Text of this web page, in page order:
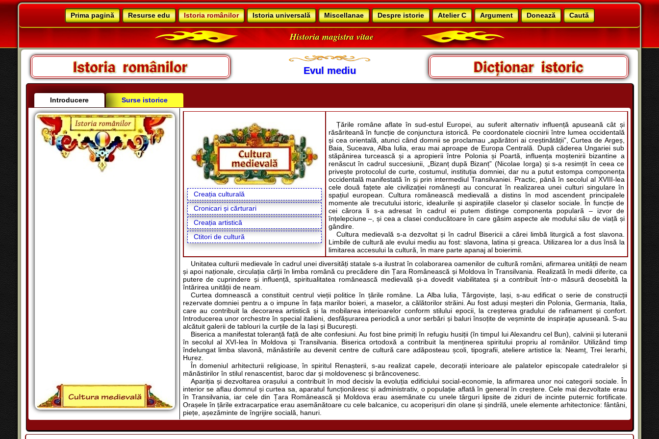
Prima pagină Resurse edu Istoria românilor Istoria universală Miscellanae Despre istorie Atelier C Argument Donează Caută
Historia magistra vitae
Evul mediu
Introducere Surse istorice
Creația culturală
Cronicari și cărturari
Creația artistică
Ctitori de cultură
Țările române aflate în sud-estul Europei, au suferit alternativ influență apuseană cât și
răsăriteană în funcție de conjunctura istorică. Pe coordonatele ciocnirii între lumea occidentală
și cea orientală, atunci când domnii se proclamau „apărători ai creștinătății”, Curtea de Argeș,
Baia, Suceava, Alba Iulia, erau mai aproape de Europa Centrală. După căderea Ungariei sub
stăpânirea turcească și a apropierii între Polonia și Poartă, influența moștenirii bizantine a
renăscut în cadrul succesiunii, „Bizanț după Bizanț” (Nicolae Iorga) și s-a resimțit în ceea ce
privește protocolul de curte, costumul, instituția domniei, dar nu a putut estompa componența
occidentală manifestată în și prin intermediul Transilvaniei. Practic, până în secolul al XVIII-lea
cele două fațete ale civilizației românești au concurat în realizarea unei culturi singulare în
spațiul european. Cultura românească medievală a distins în mod ascendent principalele
momente ale trecutului istoric, idealurile și aspirațiile claselor și claselor sociale. În funcție de
cei cărora li s-a adresat în cadrul ei putem distinge componenta populară – izvor de
înțelepciune –, și cea a clasei conducătoare în care găsim aspecte ale modului său de viață și
gândire.
Cultura medievală s-a dezvoltat și în cadrul Bisericii a cărei limbă liturgică a fost slavona.
Limbile de cultură ale evului mediu au fost: slavona, latina și greaca. Utilizarea lor a dus însă la
limitarea accesului la cultură, în mare parte apanaj al boierimii.
Unitatea culturii medievale în cadrul unei diversități statale s-a ilustrat în colaborarea oamenilor de cultură români, afirmarea unității de neam
și apoi naționale, circulația cărții în limba română cu precădere din Țara Românească și Moldova în Transilvania. Realizată în medii diferite, ca
putere de cuprindere și influență, spiritualitatea românească medievală și-a dovedit viabilitatea și a contribuit într-o măsură deosebită la
întărirea unității de neam.
Curtea domnească a constituit centrul vieții politice în țările române. La Alba Iulia, Târgoviște, Iași, s-au edificat o serie de construcții
rezervate domniei pentru a o impune în fața marilor boieri, a maselor, a călătorilor străini. Au fost aduși meșteri din Polonia, Germania, Italia,
care au contribuit la decorarea artistică și la mobilarea interioarelor conform stilului epocii, la creșterea gradului de rafinament și confort.
Introducerea unor orchestre în special italieni, desfășurarea periodică a unor serbări și baluri însoțite de veșminte de inspirație apuseană. S-au
alcătuit galerii de tablouri la curțile de la Iași și București.
Biserica a manifestat toleranță față de alte confesiuni. Au fost bine primiți în refugiu husiții (în timpul lui Alexandru cel Bun), calvinii și luteranii
în secolul al XVI-lea în Moldova și Transilvania. Biserica ortodoxă a contribuit la menținerea spiritului propriu al românilor. Utilizând timp
îndelungat limba slavonă, mănăstirile au devenit centre de cultură care adăposteau școli, tipografii, ateliere artistice la: Neamț, Trei Ierarhi,
Hurez.
În domeniul arhitecturii religioase, în spiritul Renașterii, s-au realizat capele, decorații interioare ale palatelor episcopale catedralelor și
mănăstirilor în stilul renascentist, baroc dar și moldovenesc și brâncovenesc.
Apariția și dezvoltarea orașului a contribuit în mod decisiv la evoluția edificiului social-economie, la afirmarea unor noi categorii sociale. În
interior se aflau domnul și curtea sa, aparatul funcționăresc și administrativ, o populație aflată în general în creștere. Cele mai dezvoltate erau
în Transilvania, iar cele din Țara Românească și Moldova erau asemănate cu unele târguri lipsite de ziduri de incinte puternic fortificate.
Orașele în țările extracarpatice erau asemănătoare cu cele balcanice, cu acoperișuri din olane și șindrilă, unele elemente arhitectonice: fântâni,
piețe, așezăminte de îngrijire socială, hanuri.